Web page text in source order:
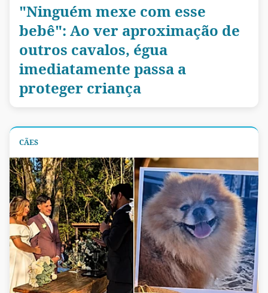
"Ninguém mexe com esse
bebê": Ao ver aproximação de
outros cavalos, égua
imediatamente passa a
proteger criança
CÃES